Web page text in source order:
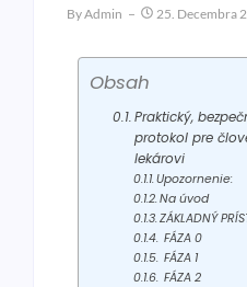
ByAdmin 25. Decembra
Obsah
Praktický,
protokol pre
lekárovi
Upozornenie:
Na úvod
ZÁKLADNÝ
FÁZA 0
FÁZA 1
FÁZA 2